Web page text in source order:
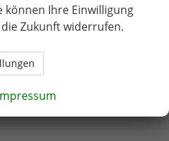
können Ihre Einwilligung
Zukunft widerrufen.